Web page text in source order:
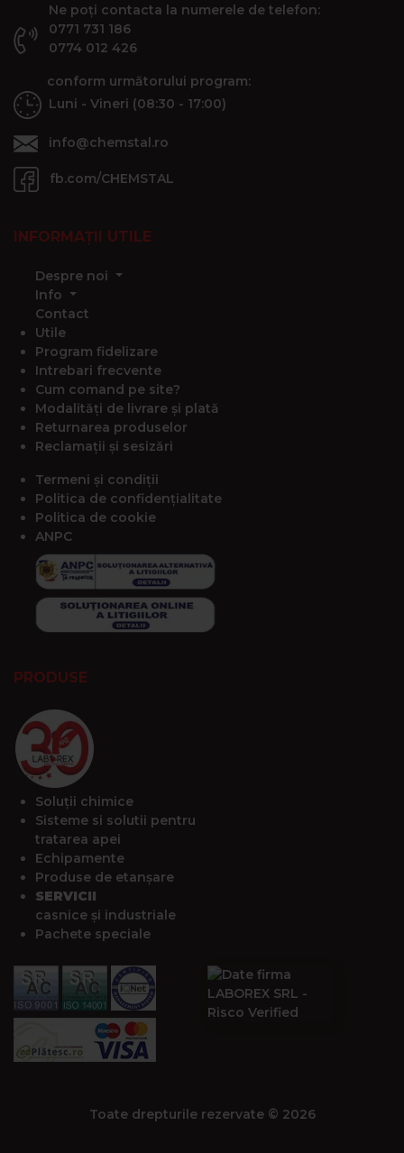
Ne poți contacta la numerele de telefon:
0771 731 186
0774 012 426
conform următorului program:
Luni - Vineri (08:30 - 17:00)
info@chemstal.ro
fb.com/CHEMSTAL
INFORMAȚII UTILE
Despre noi
Info
Contact
Utile
Program fidelizare
Intrebari frecvente
Cum comand pe site?
Modalități de livrare și plată
Returnarea produselor
Reclamații și sesizări
Termeni și condiții
Politica de confidențialitate
Politica de cookie
ANPC
PRODUSE
Soluții chimice
Sisteme si solutii pentru
tratarea apei
Echipamente
Produse de etanșare
SERVICII
casnice și industriale
Pachete speciale
Toate drepturile rezervate © 2026